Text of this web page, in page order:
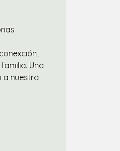
Una
a nuestra